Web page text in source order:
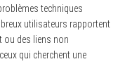
techniques
utilisateurs rapportent
ou des liens non
qui cherchent une